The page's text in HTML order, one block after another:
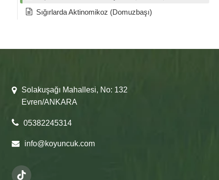
Sığırlarda Aktinomikoz (Domuzbaşı)
Solakuşağı Mahallesi, No: 132
Evren/ANKARA
05382245314
info@koyuncuk.com